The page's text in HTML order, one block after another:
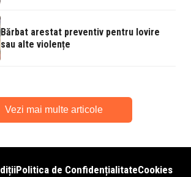
Bărbat arestat preventiv pentru lovire
sau alte violențe
Vezi mai multe articole
Politica de ConfidențialitateCookies